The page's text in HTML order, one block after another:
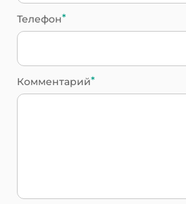
Телефон
Комментарий